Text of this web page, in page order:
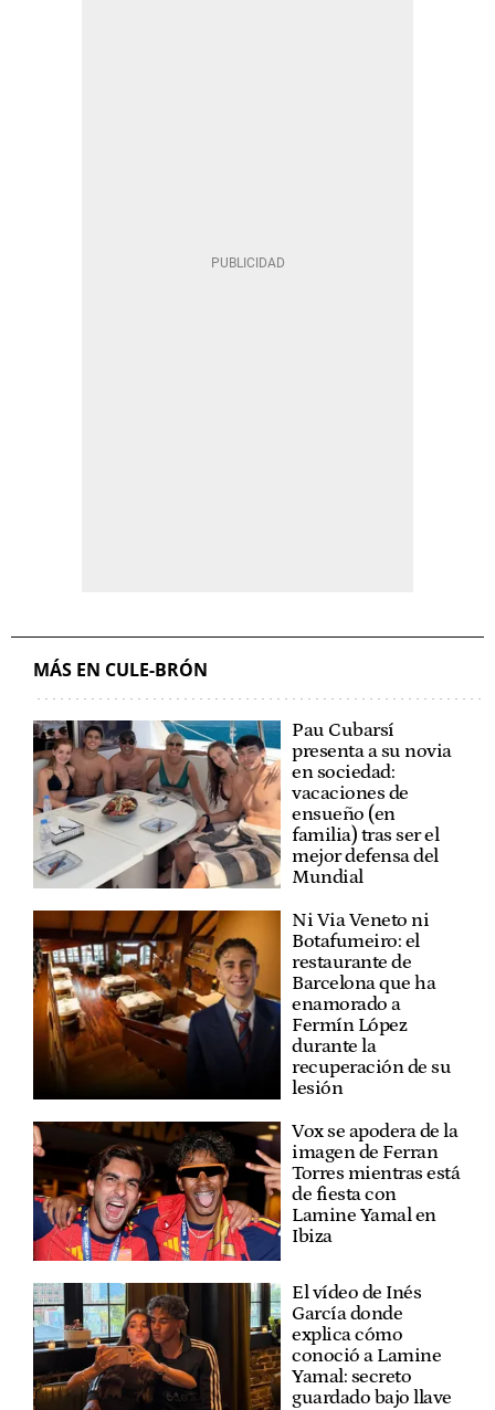
MÁS EN CULE-BRÓN
Pau Cubarsí
presenta a su novia
en sociedad:
vacaciones de
ensueño (en
familia) tras ser el
mejor defensa del
Mundial
Ni Via Veneto ni
Botafumeiro: el
restaurante de
Barcelona que ha
enamorado a
Fermín López
durante la
recuperación de su
lesión
Vox se apodera de la
imagen de Ferran
Torres mientras está
de fiesta con
Lamine Yamal en
Ibiza
El vídeo de Inés
García donde
explica cómo
conoció a Lamine
Yamal: secreto
guardado bajo llave